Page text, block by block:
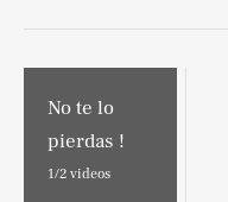
No te lo
pierdas !
1/2 videos